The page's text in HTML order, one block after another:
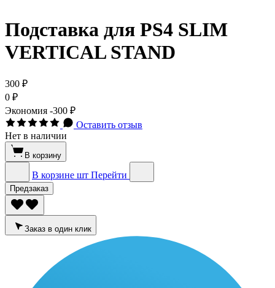
Подставка для PS4 SLIM
VERTICAL STAND
300 ₽
0 ₽
Экономия -300 ₽
Оставить отзыв
Нет в наличии
В корзину
В корзине шт Перейти
Предзаказ
Заказ в один клик